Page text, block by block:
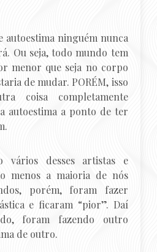
autoestima ninguém nunca
Ou seja, todo mundo tem
menor que seja no corpo
de mudar. PORÉM, isso
coisa completamente
autoestima a ponto de ter
vários desses artistas e
menos a maioria de nós
porém, foram fazer
e ficaram “pior”. Daí
foram fazendo outro
de outro.